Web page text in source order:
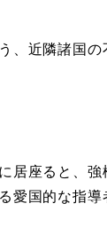
近隣諸国の
居座ると、
愛国的な指